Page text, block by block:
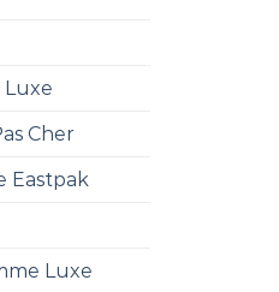
Luxe
Cher
Eastpak
Luxe